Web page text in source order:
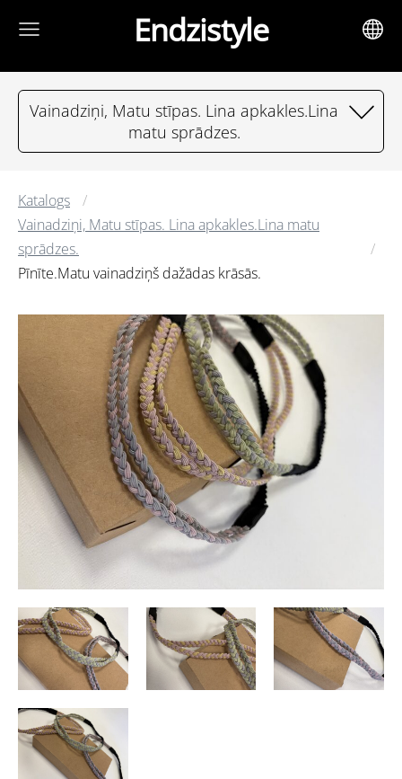
Endzistyle
Vainadziņi, Matu stīpas. Lina apkakles.Lina
matu sprādzes.
Katalogs
Vainadziņi, Matu stīpas. Lina apkakles.Lina matu
sprādzes.
Pīnīte.Matu vainadziņš dažādas krāsās.